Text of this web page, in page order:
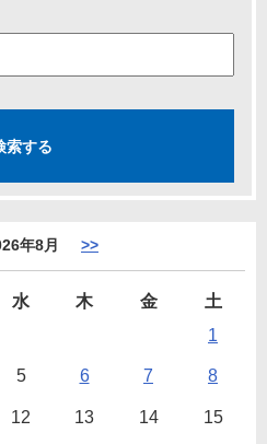
年8月 >>
水 木 金
土
1
5 6 7 8
12 13 14 15